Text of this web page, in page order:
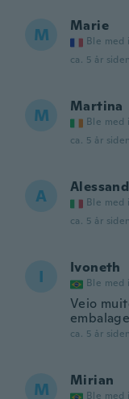
M Marie
Ble med
ca. 5 år siden
M Martina
Ble med
ca. 5 år siden
A Ble med
ca. 5 år siden
I Ivoneth
Ble med
Veio
ca. 5 år siden
M Mirian
Ble med